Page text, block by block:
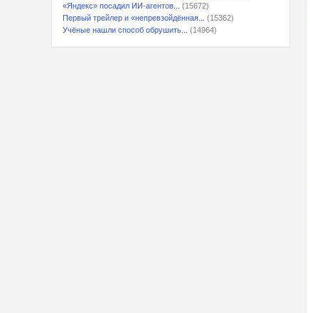
«Яндекс» посадил ИИ-агентов...
(15672)
Первый трейлер и «непревзойдённая...
(15362)
Учёные нашли способ обрушить...
(14964)